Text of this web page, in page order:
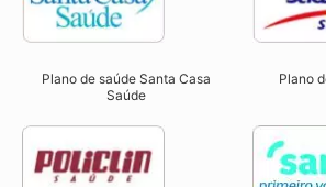
Plano de saúde Santa Casa
Saúde
Plano